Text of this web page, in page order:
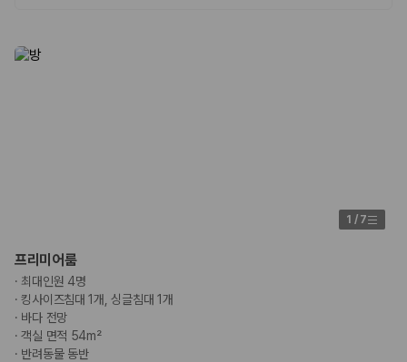
SUV
다. 카모아는 제주 렌트카 가격뿐 아니라 일반자차, 완전자차, 슈퍼자차 조
건을 함께 확인할 수 있도록 돕습니다.
일반자차:
완전자차:보상 한도 내에서 면책금 부담이 줄어드는 보험 조건입니
다.
1 / 7
프리미어룸
· 최대인원 4명
·킹사이즈침대 1개, 싱글침대 1개
· 바다 전망
·객실 면적 54m²
· 반려동물 동반